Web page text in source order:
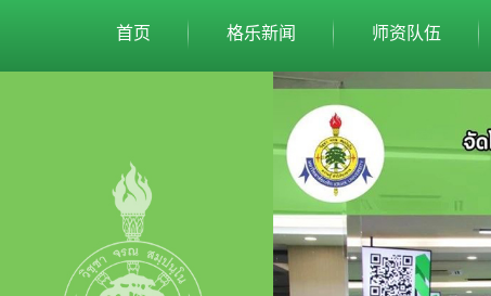
首页 格乐新闻 师资队伍